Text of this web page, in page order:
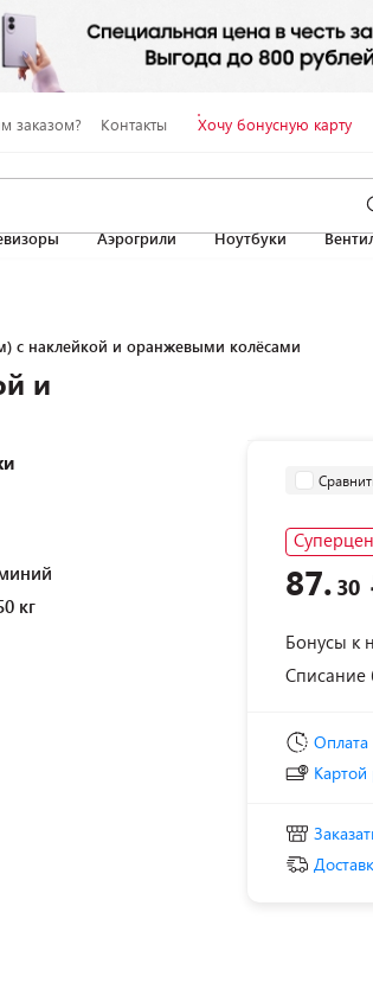
заказом? Контакты Хочу бонусную карту
Аэрогрили Ноутбуки
с наклейкой и оранжевыми колёсами
и
кг
87. 30
Бонусы к
Списание
Оплата
Картой